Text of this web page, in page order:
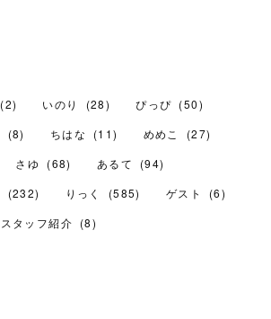
(2) いのり (28) ぴっぴ (50)
(8) ちはな (11) めめこ (27)
さゆ (68) あるて (94)
(232) りっく (585) ゲスト (6)
スタッフ紹介 (8)